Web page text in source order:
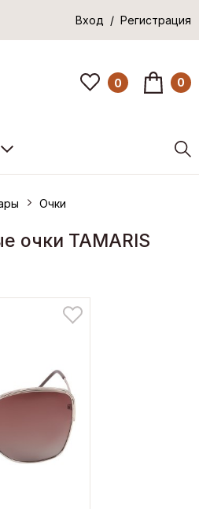
Вход / Регистрация
0 0
Очки
очки TAMARIS